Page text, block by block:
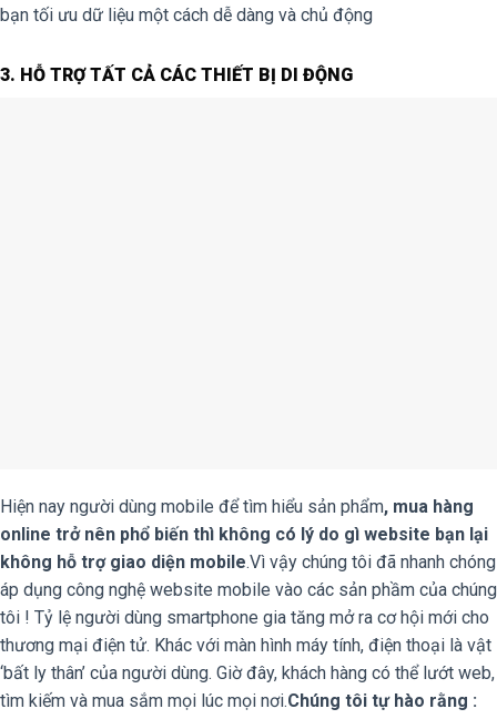
bạn tối ưu dữ liệu một cách dễ dàng và chủ động
3. HỖ TRỢ TẤT CẢ CÁC THIẾT BỊ DI ĐỘNG
Hiện nay người dùng mobile để tìm hiểu sản phẩm, mua hàng
online trở nên phổ biến thì không có lý do gì website bạn lại
không hỗ trợ giao diện mobile.Vì vậy chúng tôi đã nhanh chóng
áp dụng công nghệ website mobile vào các sản phầm của chúng
tôi ! Tỷ lệ người dùng smartphone gia tăng mở ra cơ hội mới cho
thương mại điện tử. Khác với màn hình máy tính, điện thoại là vật
‘bất ly thân’ của người dùng. Giờ đây, khách hàng có thể lướt web,
tìm kiếm và mua sắm mọi lúc mọi nơi.Chúng tôi tự hào rằng :